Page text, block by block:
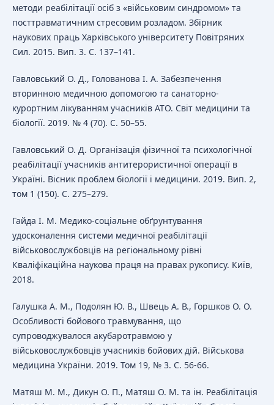
методи реабілітації осіб з «військовим синдромом» та
посттравматичним стресовим розладом. Збірник
наукових праць Харківського університету Повітряних
Сил. 2015. Вип. 3. С. 137–141.
Гавловський О. Д., Голованова І. А. Забезпечення
вторинною медичною допомогою та санаторно-
курортним лікуванням учасників АТО. Світ медицини та
біології. 2019. № 4 (70). С. 50–55.
Гавловський О. Д. Організація фізичної та психологічної
реабілітації учасників антитерористичної операції в
Україні. Вісник проблем біології і медицини. 2019. Вип. 2,
том 1 (150). С. 275–279.
Гайда І. М. Медико-соціальне обґрунтування
удосконалення системи медичної реабілітації
військовослужбовців на регіональному рівні
Кваліфікаційна наукова праця на правах рукопису. Київ,
2018.
Галушка А. М., Подолян Ю. В., Швець А. В., Горшков О. О.
Особливості бойового травмування, що
супроводжувалося акубаротравмою у
військовослужбовців учасників бойових дій. Військова
медицина України. 2019. Том 19, № 3. С. 56-66.
Матяш М. М., Дикун О. П., Матяш О. М. та ін. Реабілітація